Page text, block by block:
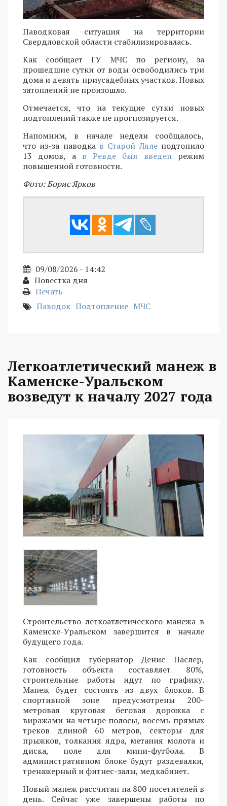
Паводковая ситуация на территории
Свердловской области стабилизировалась.
Как сообщает ГУ МЧС по региону, за
прошедшие сутки от воды освободились три
дома и девять приусадебных участков. Новых
затоплений не произошло.
Отмечается, что на текущие сутки новых
подтоплений также не прогнозируется.
Напомним, в начале недели сообщалось,
что из-за паводка в Старой Лялеподтопило
13 домов, а в Ревде был введенрежим
повышенной готовности.
Фото: Борис Ярков
09/08/2026 - 14:42
Повестка дня
Печать
Паводок Подтопление МЧС
Легкоатлетический манеж в
Каменске-Уральском
возведут к началу 2027 года
Строительство легкоатлетического манежа в
Каменске-Уральском завершится в начале
будущего года.
Как сообщил губернатор Денис Паслер,
готовность объекта составляет 80%,
строительные работы идут по графику.
Манеж будет состоять из двух блоков. В
спортивной зоне предусмотрены 200-
метровая круговая беговая дорожка с
виражами на четыре полосы, восемь прямых
треков длиной 60 метров, секторы для
прыжков, толкания ядра, метания молота и
диска, поле для мини-футбола. В
административном блоке будут раздевалки,
тренажерный и фитнес-залы, медкабинет.
Новый манеж рассчитан на 800 посетителей в
день. Сейчас уже завершены работы по